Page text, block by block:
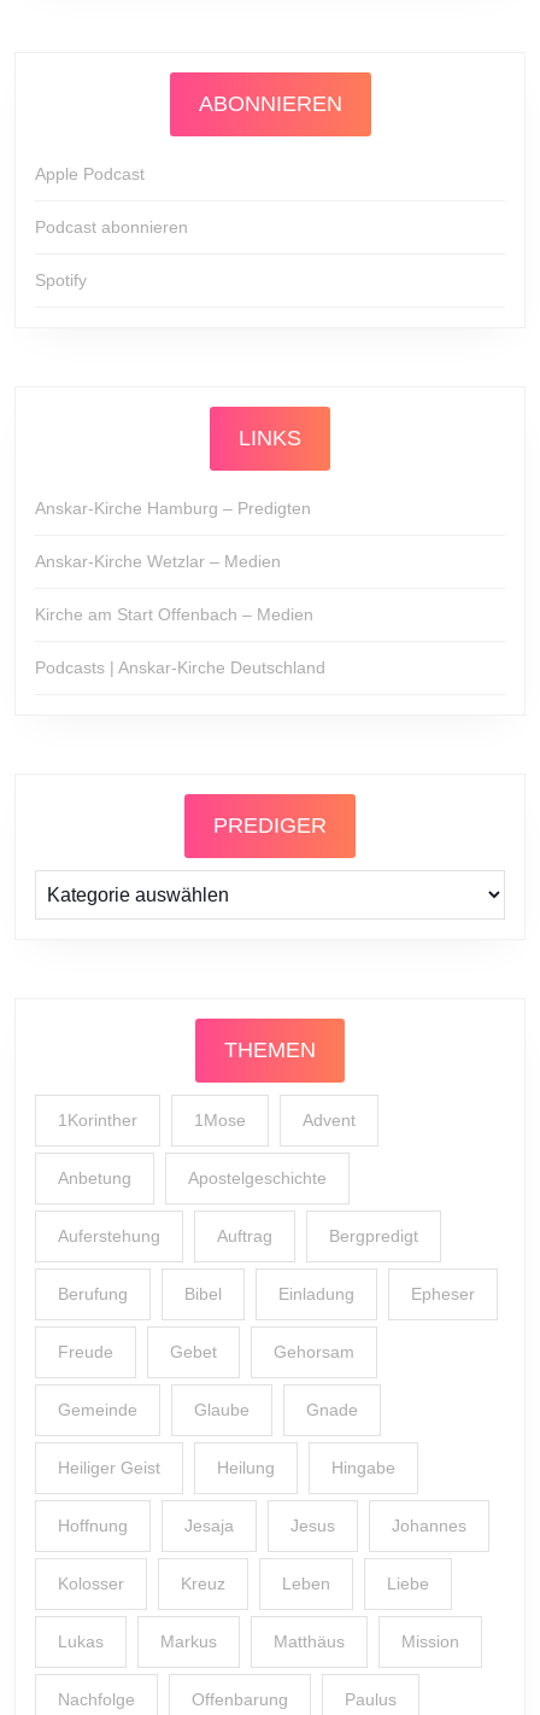
ABONNIEREN
Apple Podcast
Podcast abonnieren
Spotify
LINKS
Anskar-Kirche Hamburg – Predigten
Anskar-Kirche Wetzlar – Medien
Kirche am Start Offenbach – Medien
Podcasts | Anskar-Kirche Deutschland
PREDIGER
Prediger
THEMEN
1Korinther 1Mose Advent
Anbetung Apostelgeschichte
Auferstehung Auftrag Bergpredigt
Berufung Bibel Einladung Epheser
Freude Gebet Gehorsam
Gemeinde Glaube Gnade
Heiliger Geist Heilung Hingabe
Hoffnung Jesaja Jesus Johannes
Kolosser Kreuz Leben Liebe
Lukas Markus Matthäus Mission
Nachfolge Offenbarung Paulus